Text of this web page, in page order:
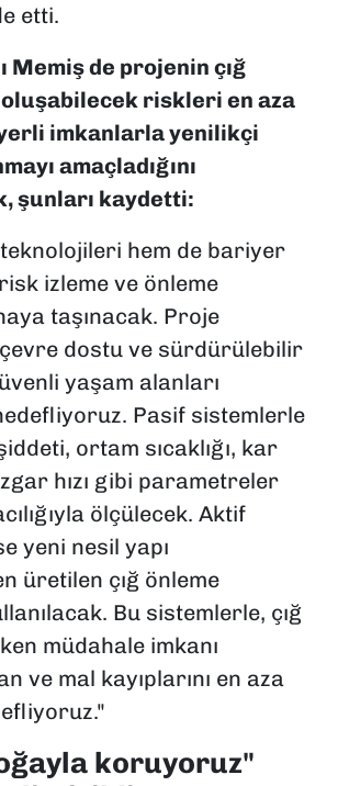
etti.
Memiş de projenin çığ
riskleri en aza
imkanlarla yenilikçi
amaçladığını
şunları kaydetti:
hem de bariyer
izleme ve önleme
taşınacak. Proje
çevre dostu ve sürdürülebilir
yaşam alanları
Pasif sistemlerle
ortam sıcaklığı, kar
hızı gibi parametreler
ölçülecek. Aktif
yeni nesil yapı
üretilen çığ önleme
Bu sistemlerle, çığ
müdahale imkanı
ve mal kayıplarını en aza
koruyoruz"